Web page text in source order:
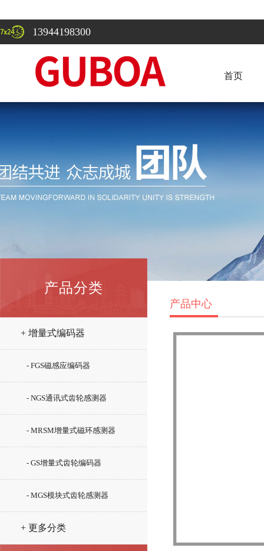
13944198300
首页
产品分类
+ 增量式编码器
- FGS磁感应编码器
- NGS通讯式齿轮感测器
- MRSM增量式磁环感测器
- GS增量式齿轮编码器
- MGS模块式齿轮感测器
+ 更多分类
产品中心